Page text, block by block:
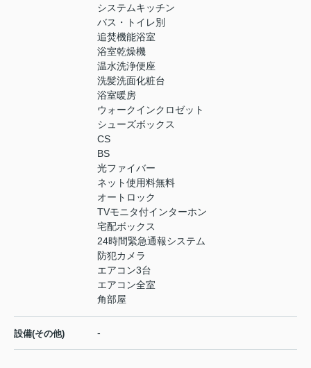
システムキッチン
バス・トイレ別
追焚機能浴室
浴室乾燥機
温水洗浄便座
洗髪洗面化粧台
浴室暖房
ウォークインクロゼット
シューズボックス
CS
BS
光ファイバー
ネット使用料無料
オートロック
TVモニタ付インターホン
宅配ボックス
24時間緊急通報システム
防犯カメラ
エアコン3台
エアコン全室
角部屋
設備(その他) -